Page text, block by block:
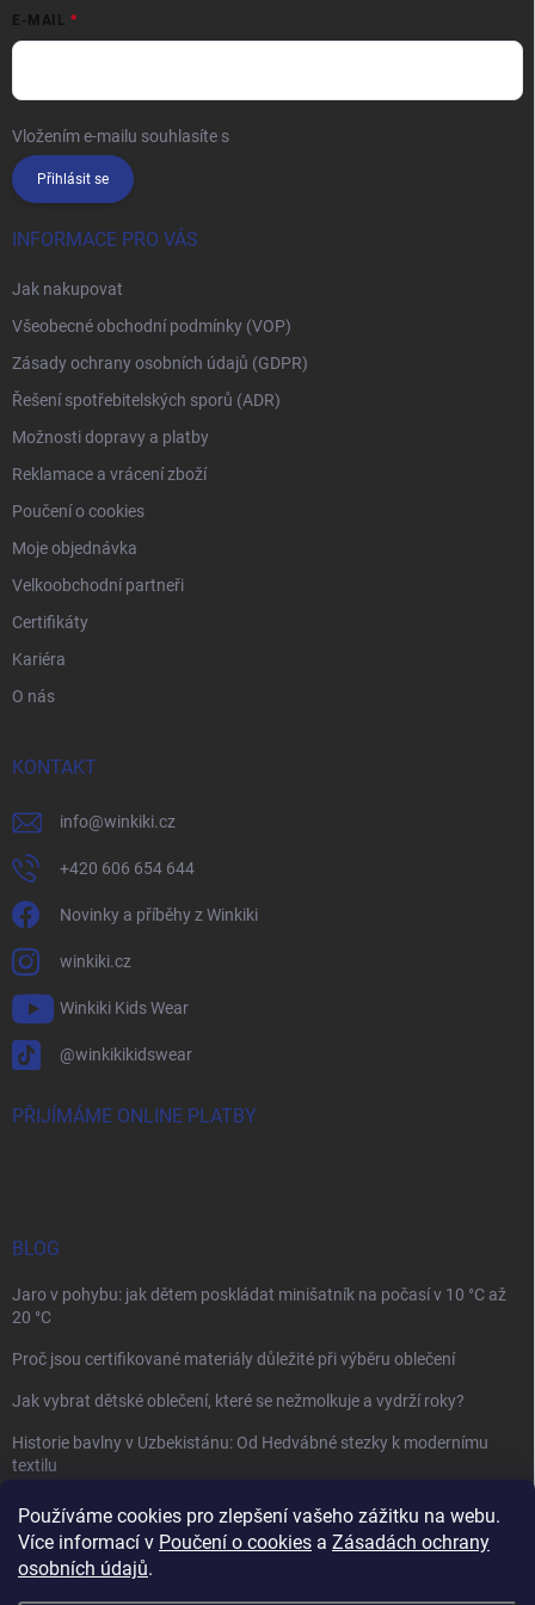
Používáme cookies pro zlepšení vašeho zážitku na webu.
Více informací v Poučení o cookies a Zásadách ochrany
osobních údajů.
E-MAIL
Vložením e-mailu souhlasíte s
Přihlásit se
INFORMACE PRO VÁS
Jak nakupovat
Všeobecné obchodní podmínky (VOP)
Zásady ochrany osobních údajů (GDPR)
Řešení spotřebitelských sporů (ADR)
Možnosti dopravy a platby
Reklamace a vrácení zboží
Poučení o cookies
Moje objednávka
Velkoobchodní partneři
Certifikáty
Kariéra
O nás
KONTAKT
info@winkiki.cz
+420 606 654 644
Novinky a příběhy z Winkiki
winkiki.cz
Winkiki Kids Wear
@winkikikidswear
PŘIJÍMÁME ONLINE PLATBY
BLOG
Jaro v pohybu: jak dětem poskládat minišatník na počasí v 10 °C až
20 °C
Proč jsou certifikované materiály důležité při výběru oblečení
Jak vybrat dětské oblečení, které se nežmolkuje a vydrží roky?
Historie bavlny v Uzbekistánu: Od Hedvábné stezky k modernímu
textilu
Mamazone |